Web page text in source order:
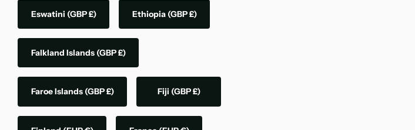
Eswatini (GBP £) Ethiopia (GBP £)
Falkland Islands (GBP £)
Faroe Islands (GBP £) Fiji (GBP £)